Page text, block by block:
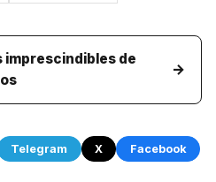
imprescindibles de
→
Telegram X
Facebook